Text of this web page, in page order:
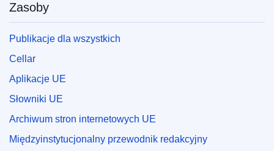
Zasoby
Publikacje dla wszystkich
Cellar
Aplikacje UE
Słowniki UE
Archiwum stron internetowych UE
Międzyinstytucjonalny przewodnik redakcyjny